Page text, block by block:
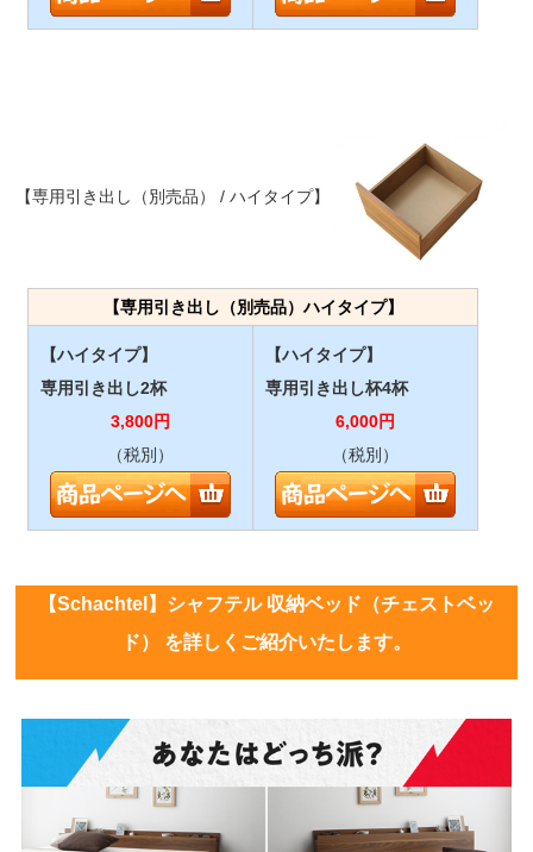
【専用引き出し（別売品） / ハイタイプ】
【専用引き出し（別売品）ハイタイプ】
【ハイタイプ】
専用引き出し2杯
3,800円
（税別）
【ハイタイプ】
専用引き出し杯4杯
6,000円
（税別）
【Schachtel】シャフテル 収納ベッド（チェストベッ
ド） を詳しくご紹介いたします。